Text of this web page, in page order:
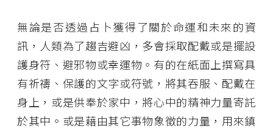
無論是否透過占卜獲得了關於命運和未來的資
訊，人類為了趨吉避凶，多會採取配戴或是擺設
護身符、避邪物或幸運物。有的在紙面上撰寫具
有祈禱、保護的文字或符號，將其吞服、配戴在
身上，或是供奉於家中，將心中的精神力量寄託
於其中。或是藉由其它事物象徵的力量，用來鎮